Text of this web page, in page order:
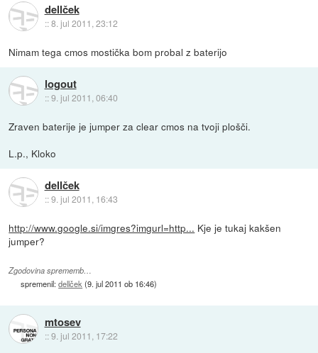
dellček
::8. jul 2011, 23:12
Nimam tega cmos mostička bom probal z baterijo
logout
::9. jul 2011, 06:40
Zraven baterije je jumper za clear cmos na tvoji plošči.
L.p., Kloko
dellček
::9. jul 2011, 16:43
http://www.google.si/imgres?imgurl=http... Kje je tukaj kakšen
jumper?
Zgodovina sprememb…
spremenil:dellček (9. jul 2011 ob 16:46)
mtosev
::9. jul 2011, 17:22